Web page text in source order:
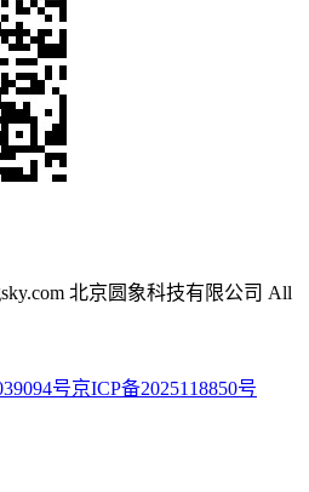
北京圆象科技有限公司 All
号京ICP备2025118850号